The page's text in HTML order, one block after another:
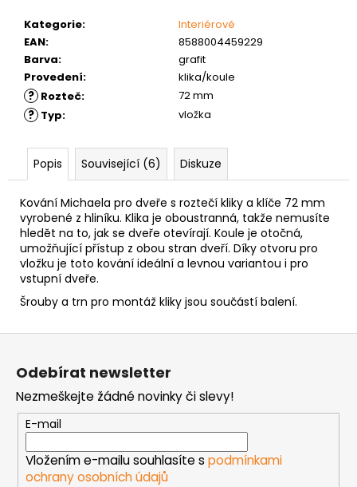
Kategorie:
Interiérové
EAN:
8588004459229
Barva:
grafit
Provedení: klika/koule
? Rozteč: 72 mm
? Typ: vložka
Popis Související (6) Diskuze
Kování Michaela pro dveře s roztečí kliky a klíče 72 mm
vyrobené z hliníku. Klika je oboustranná, takže nemusíte
hledět na to, jak se dveře otevírají. Koule je otočná,
umožňující přístup z obou stran dveří. Díky otvoru pro
vložku je toto kování ideální a levnou variantou i pro
vstupní dveře.
Šrouby a trn pro montáž kliky jsou součástí balení.
NÝT
DUTÝ
DVOJDÍLNÝ
3,5X10
NIKL
Kč
Z
Odebírat newsletter
Nezmeškejte žádné novinky či slevy!
E-mail
Vložením e-mailu souhlasíte s podmínkami
ochrany osobních údajů